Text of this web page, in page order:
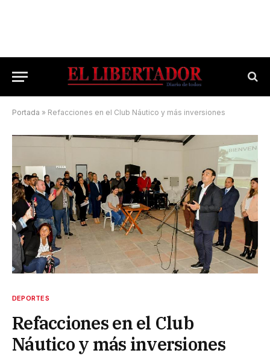
Portada » Refacciones en el Club Náutico y más inversiones
DEPORTES
Refacciones en el Club
Náutico y más inversiones